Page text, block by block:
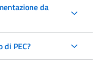
da
PEC?